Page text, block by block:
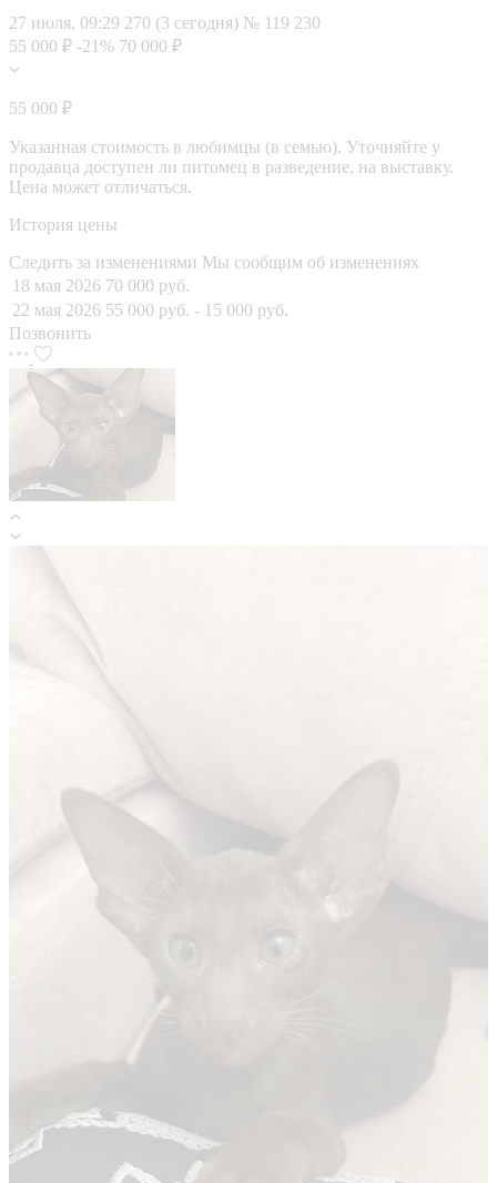
27 июля, 09:29 270 (3 сегодня) № 119 230
55 000 ₽ -21% 70 000 ₽
55 000 ₽
Указанная стоимость в любимцы (в семью). Уточняйте у
продавца доступен ли питомец в разведение, на выставку.
Цена может отличаться.
История цены
Следить за изменениями Мы сообщим об изменениях
18 мая 2026 70 000 руб.
22 мая 2026 55 000 руб. - 15 000 руб.
Позвонить